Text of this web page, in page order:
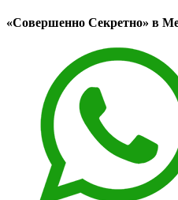
«Совершенно Секретно» в